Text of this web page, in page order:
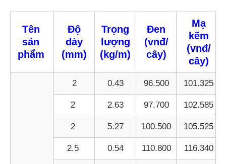
Tên
sản
phẩm
Độ
dày
(mm)
Trọng
lượng
(kg/m)
Đen
(vnđ/
cây)
Mạ
kẽm
(vnđ/
cây)
2 0.43 96.500 101.325
2 2.63 97.700 102.585
2 5.27 100.500 105.525
2.5 0.54 110.800 116.340